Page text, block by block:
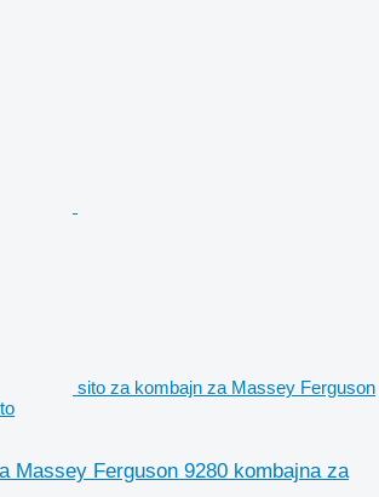
sito za kombajn za Massey Ferguson
Massey Ferguson 9280 kombajna za